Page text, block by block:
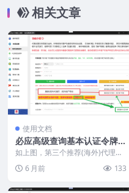
相关文章
使用文档
必应高级查询基本认证令牌设
置说明
如上图，第三个推荐(海外)代理Ⅲ
设置（百度、搜狗、...
6 月前 133